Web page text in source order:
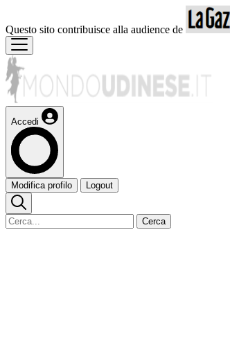
Questo sito contribuisce alla audience de
Accedi
Modifica profilo Logout
Cerca